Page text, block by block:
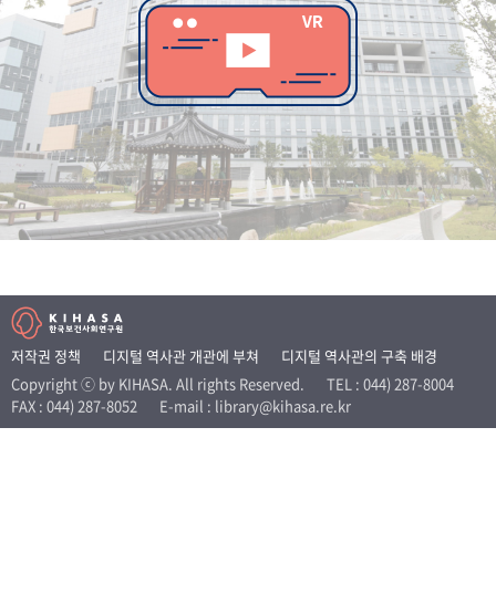
사진 아카이브 문서 기록물 행정박물 영상 기록물
50 주년 기념
성과 50선 숫자로 보는 50년 50 +1주년 광장
세계와 함께 한 KIHASA
VR 역사관
저작권 정책 디지털 역사관 개관에 부쳐
디지털 역사관의 구축 배경
Copyright ⓒ by KIHASA. All rights Reserved.
TEL : 044) 287-8004
FAX : 044) 287-8052
E-mail : library@kihasa.re.kr